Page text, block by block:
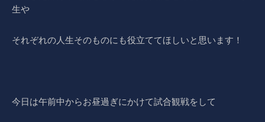
生や
それぞれの人生そのものにも役立ててほしいと思います！
今日は午前中からお昼過ぎにかけて試合観戦をして